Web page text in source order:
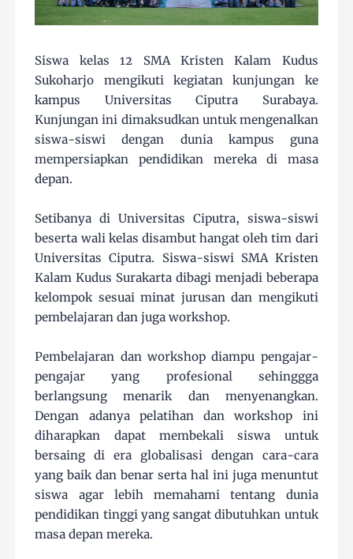
Siswa kelas 12 SMA Kristen Kalam Kudus
Sukoharjo mengikuti kegiatan kunjungan ke
kampus Universitas Ciputra Surabaya.
Kunjungan ini dimaksudkan untuk mengenalkan
siswa-siswi dengan dunia kampus guna
mempersiapkan pendidikan mereka di masa
depan.
Setibanya di Universitas Ciputra, siswa-siswi
beserta wali kelas disambut hangat oleh tim dari
Universitas Ciputra. Siswa-siswi SMA Kristen
Kalam Kudus Surakarta dibagi menjadi beberapa
kelompok sesuai minat jurusan dan mengikuti
pembelajaran dan juga workshop.
Pembelajaran dan workshop diampu pengajar-
pengajar yang profesional sehinggga
berlangsung menarik dan menyenangkan.
Dengan adanya pelatihan dan workshop ini
diharapkan dapat membekali siswa untuk
bersaing di era globalisasi dengan cara-cara
yang baik dan benar serta hal ini juga menuntut
siswa agar lebih memahami tentang dunia
pendidikan tinggi yang sangat dibutuhkan untuk
masa depan mereka.